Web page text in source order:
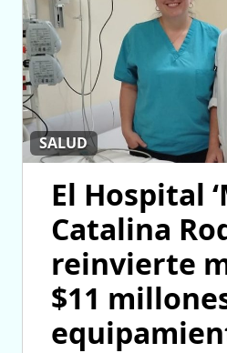
SALUD
El Hospital
Catalina
reinvierte
$11